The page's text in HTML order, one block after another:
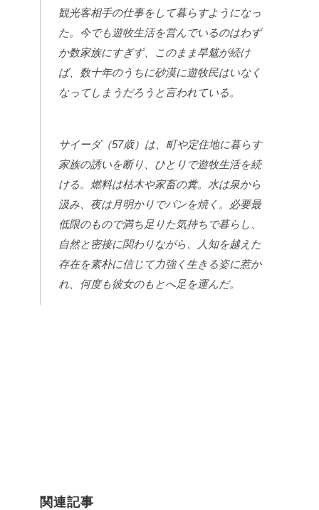
観光客相手の仕事をして暮らすようになっ
た。今でも遊牧生活を営んでいるのはわず
か数家族にすぎず、このまま旱魃が続け
ば、数十年のうちに砂漠に遊牧民はいなく
なってしまうだろうと言われている。
サイーダ（57歳）は、町や定住地に暮らす
家族の誘いを断り、ひとりで遊牧生活を続
ける。燃料は枯木や家畜の糞。水は泉から
汲み、夜は月明かりでパンを焼く。必要最
低限のもので満ち足りた気持ちで暮らし、
自然と密接に関わりながら、人知を越えた
存在を素朴に信じて力強く生きる姿に惹か
れ、何度も彼女のもとへ足を運んだ。
関連記事